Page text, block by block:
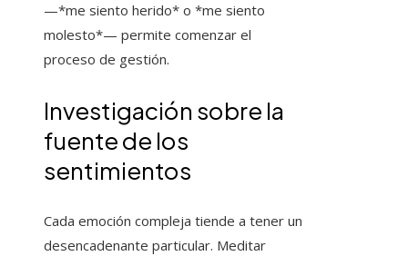
—*me siento herido* o *me siento
molesto*— permite comenzar el
proceso de gestión.
Investigación sobre la
fuente de los
sentimientos
Cada emoción compleja tiende a tener un
desencadenante particular. Meditar